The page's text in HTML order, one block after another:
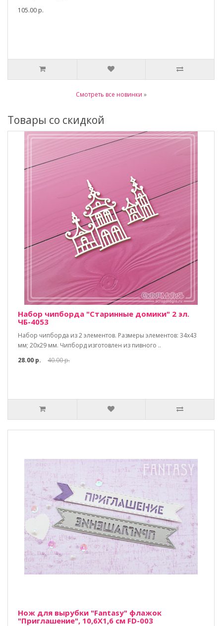
105.00 р.
Смотреть все новинки »
Товары со скидкой
Набор чипборда "Старинные домики" 2 эл.
ЧБ-4053
Набор чипборда из 2 элементов. Размеры элементов: 34х43
мм; 20х29 мм. Чипборд изготовлен из пивного ..
28.00 р.
40.00 р.
Нож для вырубки "Fantasy" флажок
"Приглашение", 10,6Х1,6 см FD-003